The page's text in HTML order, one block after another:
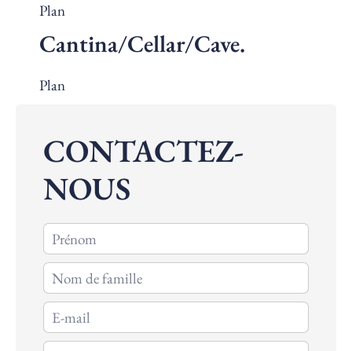
Plan
Cantina/Cellar/Cave.
Plan
CONTACTEZ-
NOUS